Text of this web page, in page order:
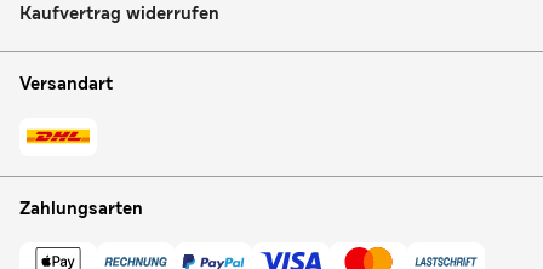
Kaufvertrag widerrufen
Versandart
Zahlungsarten